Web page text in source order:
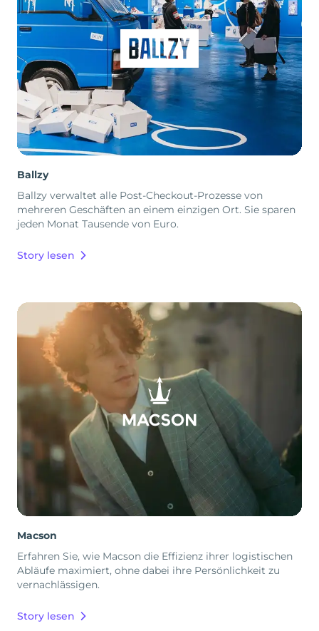
Ballzy
Ballzy verwaltet alle Post-Checkout-Prozesse von
mehreren Geschäften an einem einzigen Ort. Sie sparen
jeden Monat Tausende von Euro.
Story lesen
Macson
Erfahren Sie, wie Macson die Effizienz ihrer logistischen
Abläufe maximiert, ohne dabei ihre Persönlichkeit zu
vernachlässigen.
Story lesen